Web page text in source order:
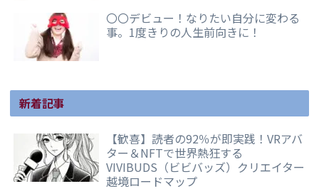
〇〇デビュー！なりたい自分に変わる
事。1度きりの人生前向きに！
新着記事
【歓喜】読者の92％が即実践！VRアバ
ター＆NFTで世界熱狂する
VIVIBUDS（ビビバッズ）クリエイター
越境ロードマップ